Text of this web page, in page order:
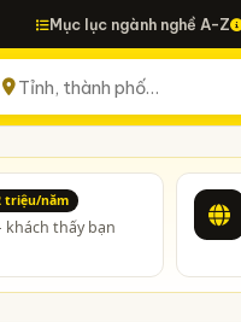
Mục lục ngành nghề A-Z
triệu/năm
thấy bạn